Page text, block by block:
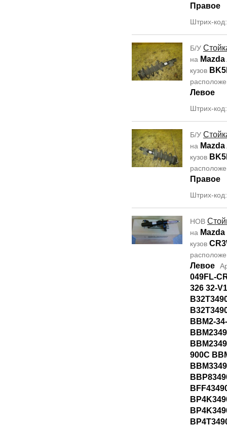
Правое
Штрих-
Б/У
на
кузов
Левое
Штрих-
Б/У
на
кузов
Правое
Штрих-
НОВ
на
кузов
Левое
049FL-
326 32-
BBM2-
900C